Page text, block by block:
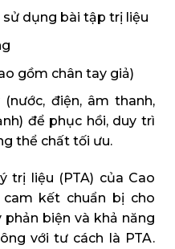
sử dụng bài tập trị liệu
gồm chân tay giả)
điện, âm thanh,
để phục hồi, duy trì
thể chất tối ưu.
trị liệu (PTA) của Cao
cam kết chuẩn bị cho
biện và khả năng
với tư cách là PTA.